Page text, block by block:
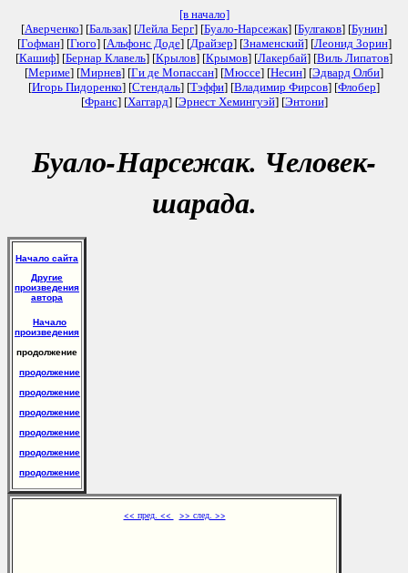
[в начало]
[Аверченко] [Бальзак] [Лейла Берг] [Буало-Нарсежак] [Булгаков] [Бунин]
[Гофман] [Гюго] [Альфонс Доде] [Драйзер] [Знаменский] [Леонид Зорин]
[Кашиф] [Бернар Клавель] [Крылов] [Крымов] [Лакербай] [Виль Липатов]
[Мериме] [Мирнев] [Ги де Мопассан] [Мюссе] [Несин] [Эдвард Олби]
[Игорь Пидоренко] [Стендаль] [Тэффи] [Владимир Фирсов] [Флобер]
[Франс] [Хаггард] [Эрнест Хемингуэй] [Энтони]
Буало-Нарсежак. Человек-
шарада.
Начало сайта
Другие
произведения
автора
Начало
произведения
продолжение
продолжение
продолжение
продолжение
продолжение
продолжение
продолжение
<< пред. << >> след. >>